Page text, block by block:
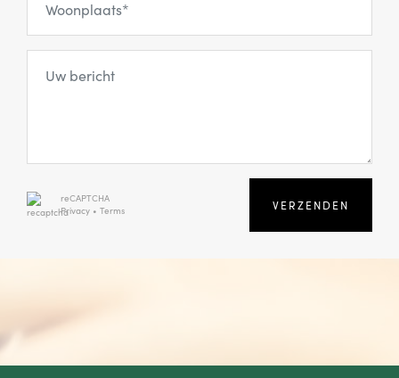
reCAPTCHA
Privacy • Terms VERZENDEN